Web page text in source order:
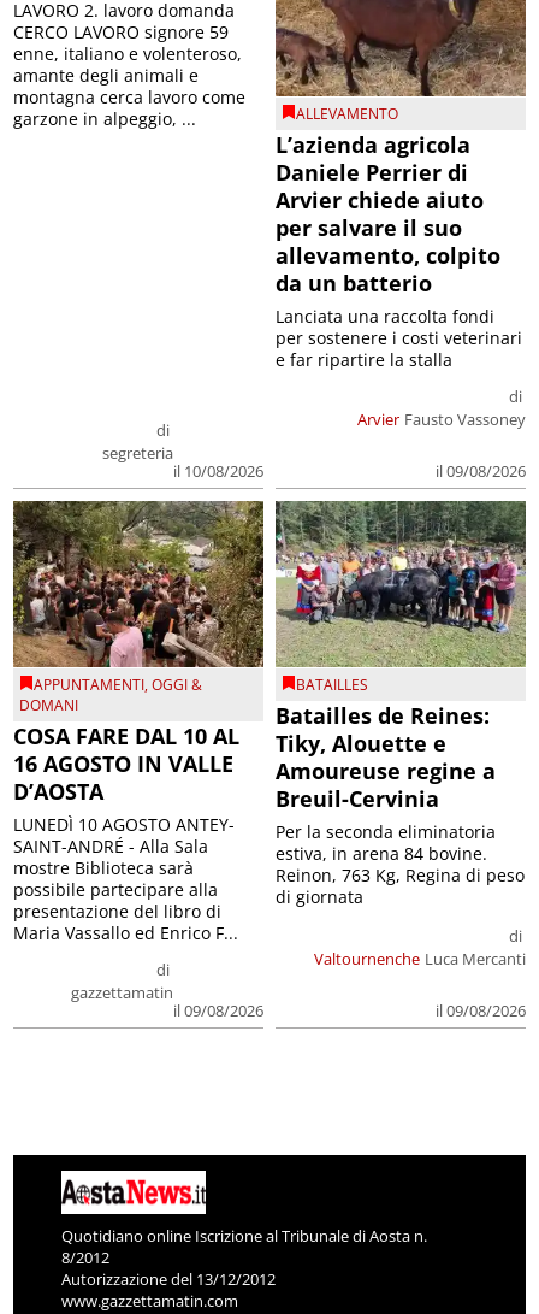
di
segreteria
il 10/08/2026
LAVORO 2. lavoro domanda
CERCO LAVORO signore 59
enne, italiano e volenteroso,
amante degli animali e
montagna cerca lavoro come
garzone in alpeggio, ...
ALLEVAMENTO
L’azienda agricola
Daniele Perrier di
Arvier chiede aiuto
per salvare il suo
allevamento, colpito
da un batterio
Arvier
di
Fausto Vassoney
il 09/08/2026
Lanciata una raccolta fondi
per sostenere i costi veterinari
e far ripartire la stalla
APPUNTAMENTI,OGGI &
DOMANI
COSA FARE DAL 10 AL
16 AGOSTO IN VALLE
D’AOSTA
di
gazzettamatin
il 09/08/2026
LUNEDÌ 10 AGOSTO ANTEY-
SAINT-ANDRÉ - Alla Sala
mostre Biblioteca sarà
possibile partecipare alla
presentazione del libro di
Maria Vassallo ed Enrico F...
BATAILLES
Batailles de Reines:
Tiky, Alouette e
Amoureuse regine a
Breuil-Cervinia
Valtournenche
di
Luca Mercanti
il 09/08/2026
Per la seconda eliminatoria
estiva, in arena 84 bovine.
Reinon, 763 Kg, Regina di peso
di giornata
Quotidiano online Iscrizione al Tribunale di Aosta n.
8/2012
Autorizzazione del 13/12/2012
www.gazzettamatin.com